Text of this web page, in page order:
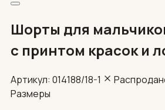
Шорты для
с принтом красок и
Артикул: 014188/18-1
Размеры